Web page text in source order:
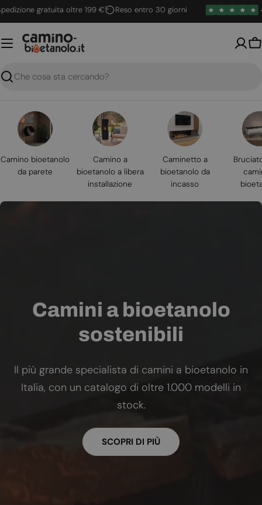
Vai
al
contenuto
gratuita oltre 199 € Reso entro 30 giorni 4.6 /
Ricerca
Camino bioetanolo
da parete
Camino a
bioetanolo a libera
installazione
Caminetto a
bioetanolo da
incasso
Camini a bioetanolo
sostenibili
Il più grande specialista di camini a bioetanolo in
Italia, con un catalogo di oltre 1.000 modelli in
stock.
SCOPRI DI PIÙ